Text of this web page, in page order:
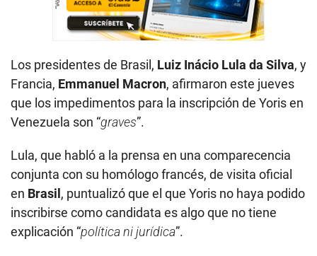
Los presidentes de Brasil, Luiz Inácio Lula da Silva, y
Francia, Emmanuel Macron, afirmaron este jueves
que los impedimentos para la inscripción de Yoris en
Venezuela son “graves”.
Lula, que habló a la prensa en una comparecencia
conjunta con su homólogo francés, de visita oficial
en Brasil, puntualizó que el que Yoris no haya podido
inscribirse como candidata es algo que no tiene
explicación “política ni jurídica”.